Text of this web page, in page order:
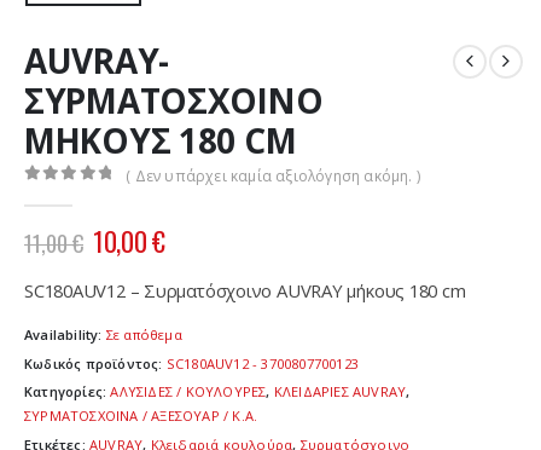
AUVRAY-
ΣΥΡΜΑΤΟΣΧΟΙΝΟ
ΜΗΚΟΥΣ 180 CM
( Δεν υπάρχει καμία αξιολόγηση ακόμη. )
11,00€ Original
price
was:
11,00 €.
10,00€Η
τρέχουσα
τιμή
10,00 €.
SC180AUV12 – Συρματόσχοινο AUVRAY μήκους 180 cm
Availability: Σε απόθεμα
Κωδικός προϊόντος: SC180AUV12 - 3700807700123
Κατηγορίες:ΑΛΥΣΙΔΕΣ / ΚΟΥΛΟΥΡΕΣ, ΚΛΕΙΔΑΡΙΕΣ AUVRAY,
ΣΥΡΜΑΤΟΣΧΟΙΝΑ / ΑΞΕΣΟΥΑΡ / Κ.Α.
Ετικέτες: AUVRAY, Κλειδαριά κουλούρα, Συρματόσχοινο